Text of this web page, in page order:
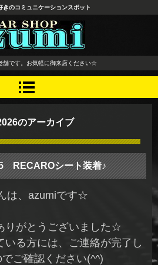
曇野市 タイヤ ホ
ドニング カーオ
オ レカロシート
きのコミュニケーションスポット
舗です。お気軽に御来店ください☆
のアーカイブ
RECAROシート装着♪
は、azumiです☆
りがとうございました☆
いる方には、ご連絡が完了し
ご確認ください(^^)